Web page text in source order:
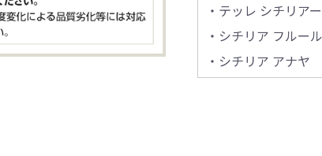
・テッレ シチリア
・シチリア フルー
・シチリア アナヤ